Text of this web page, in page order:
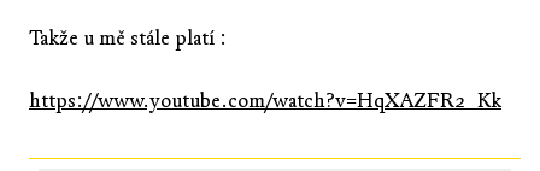
Takže u mě stále platí :
https://www.youtube.com/watch?v=HqXAZFR2_Kk